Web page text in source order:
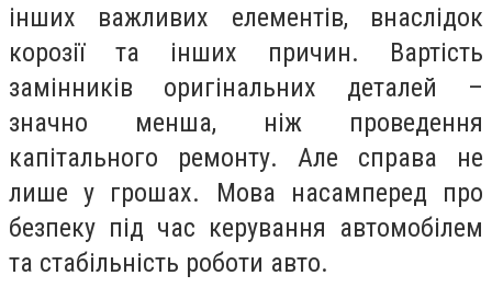
інших важливих елементів, внаслідок
корозії та інших причин. Вартість
замінників оригінальних деталей –
значно менша, ніж проведення
капітального ремонту. Але справа не
лише у грошах. Мова насамперед про
безпеку під час керування автомобілем
та стабільність роботи авто.